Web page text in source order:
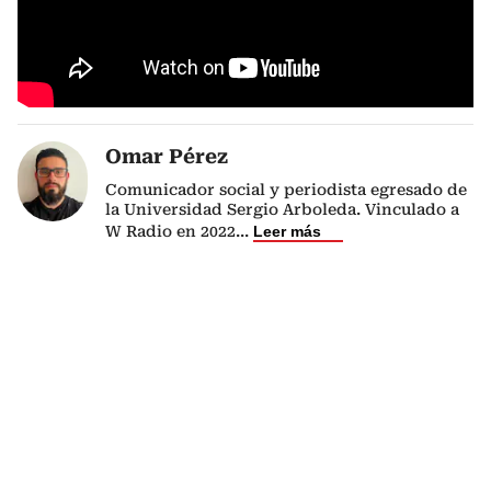
Omar Pérez
Comunicador social y periodista egresado de
la Universidad Sergio Arboleda. Vinculado a
W Radio en 2022... Leer más